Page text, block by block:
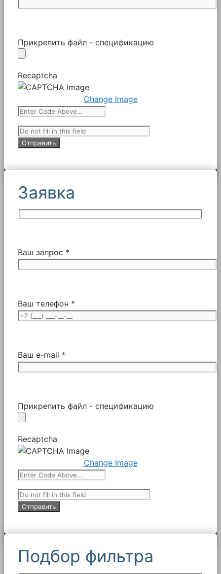
Прикрепить файл - спецификацию
Recaptcha
Change Image
Заявка
Ваш запрос *
Ваш телефон *
Ваш e-mail *
Прикрепить файл - спецификацию
Recaptcha
Change Image
Подбор фильтра